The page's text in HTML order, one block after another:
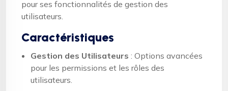
pour ses fonctionnalités de gestion des
utilisateurs.
Caractéristiques
Gestion des Utilisateurs : Options avancées
pour les permissions et les rôles des
utilisateurs.